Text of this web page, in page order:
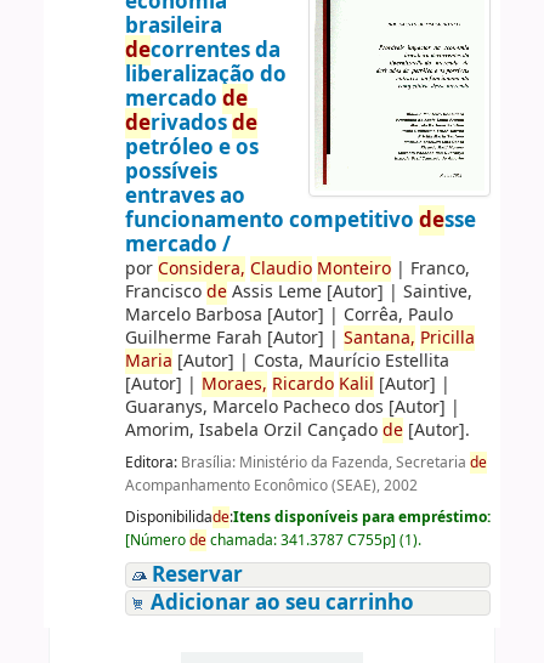
brasileira
decorrentes da
liberalização do
mercado de
derivadosde
petróleo e os
possíveis
entraves ao
funcionamento competitivo desse
mercado /
porConsidera, Claudio Monteiro| Franco,
FranciscodeAssis Leme[Autor] | Saintive,
Marcelo Barbosa [Autor] | Corrêa, Paulo
Guilherme Farah [Autor] | Santana, Pricilla
Maria [Autor] | Costa, Maurício Estellita
[Autor] | Moraes, Ricardo Kalil [Autor] |
Guaranys, Marcelo Pacheco dos [Autor] |
Amorim, Isabela Orzil Cançadode[Autor].
Editora: Brasília: Ministério da Fazenda, Secretaria de
Acompanhamento Econômico (SEAE), 2002
Disponibilidade:Itens disponíveis para empréstimo:
[Númerodechamada:341.3787 C755p] (1).
Reservar
Adicionar ao seu carrinho